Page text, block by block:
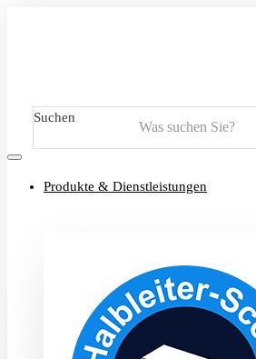
Suchen
Produkte & Dienstleistungen